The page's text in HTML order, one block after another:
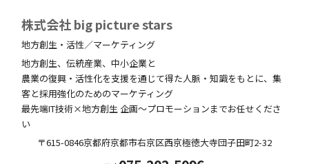
株式会社 big picture stars
地方創生・活性／マーケティング
地方創生、伝統産業、中小企業と
農業の復興・活性化を支援を通じて得た人脈・知識をもとに、集
客と採用強化のためのマーケティング
最先端IT技術×地方創生 企画～プロモーションまでお任せくださ
い
〒615-0846京都府京都市右京区西京極徳大寺団子田町2-32